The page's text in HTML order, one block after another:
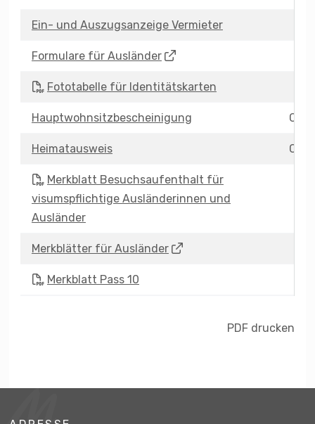
Ein- und Auszugsanzeige Vermieter
Formulare für Ausländer
Fototabelle für Identitätskarten
Hauptwohnsitzbescheinigung
Heimatausweis
Merkblatt Besuchsaufenthalt für
visumspflichtige Ausländerinnen und
Ausländer
Merkblätter für Ausländer
Merkblatt Pass 10
PDF drucken